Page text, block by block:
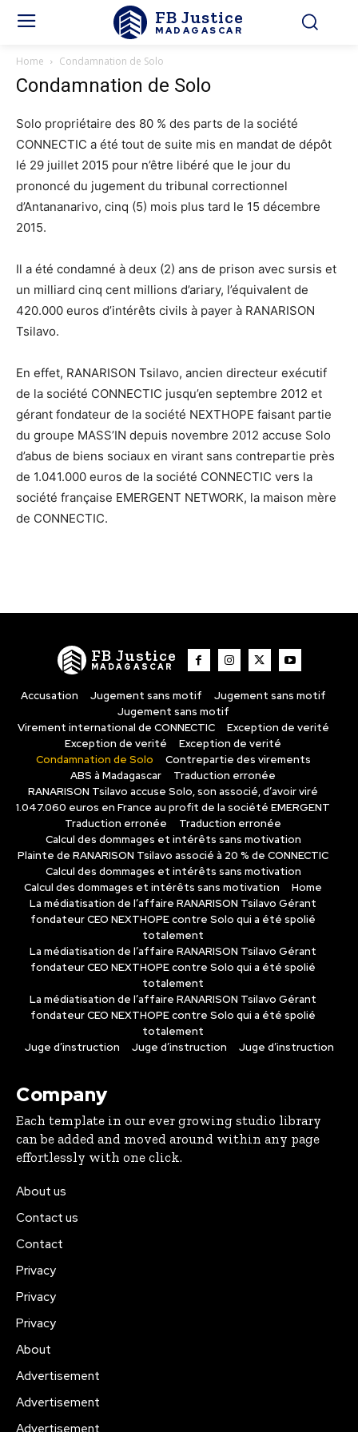
FB Justice
MADAGASCAR
Home Condamnation de Solo
Condamnation de Solo
Solo propriétaire des 80 % des parts de la société
CONNECTIC a été tout de suite mis en mandat de dépôt
lé 29 juillet 2015 pour n’être libéré que le jour du
prononcé du jugement du tribunal correctionnel
d’Antananarivo, cinq (5) mois plus tard le 15 décembre
2015.
Il a été condamné à deux (2) ans de prison avec sursis et
un milliard cinq cent millions d’ariary, l’équivalent de
420.000 euros d’intérêts civils à payer à RANARISON
Tsilavo.
En effet, RANARISON Tsilavo, ancien directeur exécutif
de la société CONNECTIC jusqu’en septembre 2012 et
gérant fondateur de la société NEXTHOPE faisant partie
du groupe MASS’IN depuis novembre 2012 accuse Solo
d’abus de biens sociaux en virant sans contrepartie près
de 1.041.000 euros de la société CONNECTIC vers la
société française EMERGENT NETWORK, la maison mère
de CONNECTIC.
FB Justice
MADAGASCAR
Accusation Jugement sans motif
Jugement sans motif
Jugement sans motif
Virement international de CONNECTIC
Exception de verité
Exception de verité
Exception de verité
Condamnation de Solo
Contrepartie des virements
ABS à Madagascar
Traduction erronée
RANARISON Tsilavo accuse Solo, son associé, d’avoir viré
1.047.060 euros en France au profit de la société EMERGENT
Traduction erronée
Traduction erronée
Calcul des dommages et intérêts sans motivation
Plainte de RANARISON Tsilavo associé à 20 % de CONNECTIC
Calcul des dommages et intérêts sans motivation
Calcul des dommages et intérêts sans motivation
Home
La médiatisation de l’affaire RANARISON Tsilavo Gérant
fondateur CEO NEXTHOPE contre Solo qui a été spolié
totalement
La médiatisation de l’affaire RANARISON Tsilavo Gérant
fondateur CEO NEXTHOPE contre Solo qui a été spolié
totalement
La médiatisation de l’affaire RANARISON Tsilavo Gérant
fondateur CEO NEXTHOPE contre Solo qui a été spolié
totalement
Juge d’instruction
Juge d’instruction Juge d’instruction
Company
Each template in our ever growing studio library
can be added and moved around within any page
effortlessly with one click.
About us
Contact us
Contact
Privacy
Privacy
Privacy
About
Advertisement
Advertisement
Advertisement